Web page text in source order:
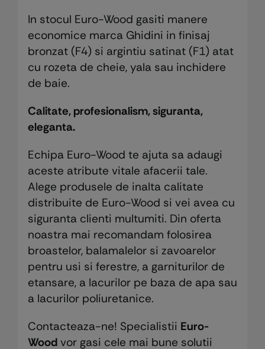
In stocul Euro-Wood gasiti manere
economice marca Ghidini in finisaj
bronzat (F4) si argintiu satinat (F1) atat
cu rozeta de cheie, yala sau inchidere
de baie.
Calitate, profesionalism, siguranta,
eleganta.
Echipa Euro-Wood te ajuta sa adaugi
aceste atribute vitale afacerii tale.
Alege produsele de inalta calitate
distribuite de Euro-Wood si vei avea cu
siguranta clienti multumiti. Din oferta
noastra mai recomandam folosirea
broastelor, balamalelor si zavoarelor
pentru usi si ferestre, a garniturilor de
etansare, a lacurilor pe baza de apa sau
a lacurilor poliuretanice.
Contacteaza-ne! Specialistii Euro-
Woodvor gasi cele mai bune solutii